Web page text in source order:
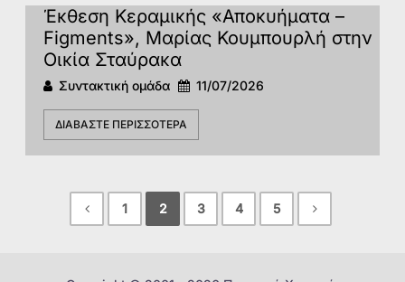
Έκθεση Κεραμικής «Αποκυήματα –
Figments», Μαρίας Κουμπουρλή στην
Οικία Σταύρακα
Συντακτική ομάδα 11/07/2026
ΔΙΑΒΆΣΤΕ ΠΕΡΙΣΣΌΤΕΡΑ
1 2 3 4 5